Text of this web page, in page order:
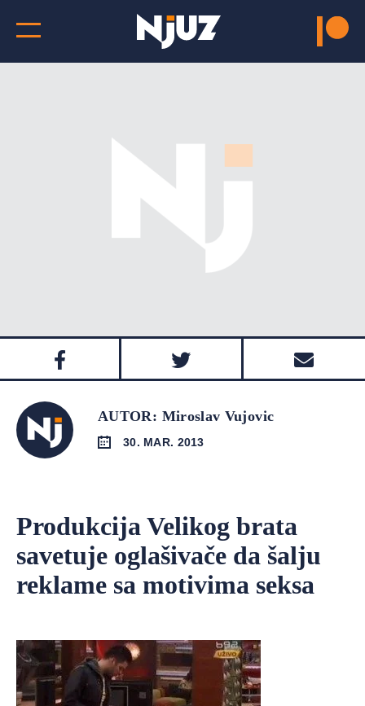
AUTOR: Miroslav Vujovic
30. MAR. 2013
Produkcija Velikog brata
savetuje oglašivače da šalju
reklame sa motivima seksa